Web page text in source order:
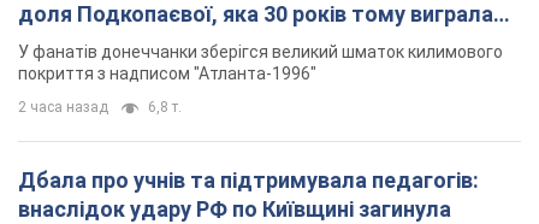
доля Подкопаєвої, яка 30 років тому виграла
"золото" Олімпіади
У фанатів донеччанки зберігся великий шматок килимового
покриття з надписом "Атланта-1996"
2 часа назад 6,8 т.
Дбала про учнів та підтримувала педагогів:
внаслідок удару РФ по Київщині загинула